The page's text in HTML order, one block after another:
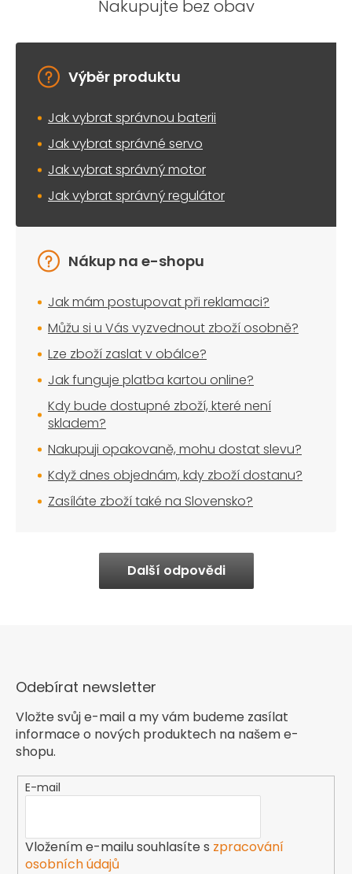
Nakupujte bez obav
Výběr produktu
Jak vybrat správnou baterii
Jak vybrat správné servo
Jak vybrat správný motor
Jak vybrat správný regulátor
Nákup na e-shopu
Jak mám postupovat při reklamaci?
Můžu si u Vás vyzvednout zboží osobně?
Lze zboží zaslat v obálce?
Jak funguje platba kartou online?
Kdy bude dostupné zboží, které není
skladem?
Nakupuji opakovaně, mohu dostat slevu?
Když dnes objednám, kdy zboží dostanu?
Zasíláte zboží také na Slovensko?
Další odpovědi
Odebírat newsletter
Vložte svůj e-mail a my vám budeme zasílat
informace o nových produktech na našem e-
shopu.
E-mail
Vložením e-mailu souhlasíte s zpracování
osobních údajů